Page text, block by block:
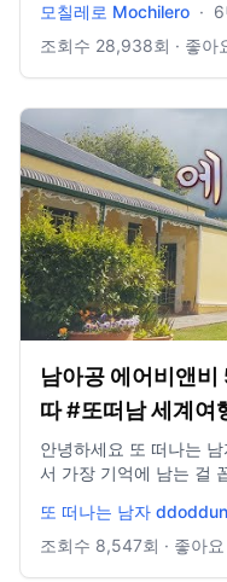
인어, 영어, 중국어로 컨
워, 지난 영상을 편집해
paramemoria blog https://blog.naver.com/yologotrip​​ ...
email
모칠레로 Mochilero ·
조회수 28,938회 · 좋아
남아공 에어비앤
따 #또떠남 세계여
안녕하세요 또 떠나는 남자 또떠남
서 가장 기억에 남는 걸
다운 가든루트의 소도시
앤비들이 기억납니다. 에어비앤비 사실 유럽이나 일본에서 이
또 떠나는 남자
조회수 8,547회 · 좋아요